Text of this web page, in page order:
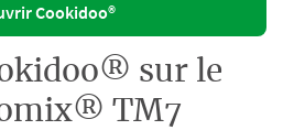
Cookidoo®
sur le
TM7